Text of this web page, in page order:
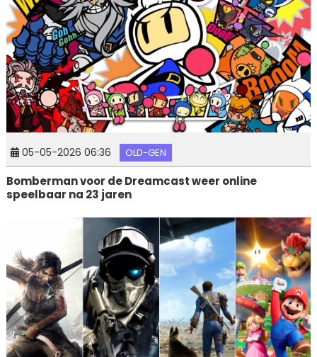
05-05-2026 06:36 OLD-GEN
Bomberman voor de Dreamcast weer online
speelbaar na 23 jaren